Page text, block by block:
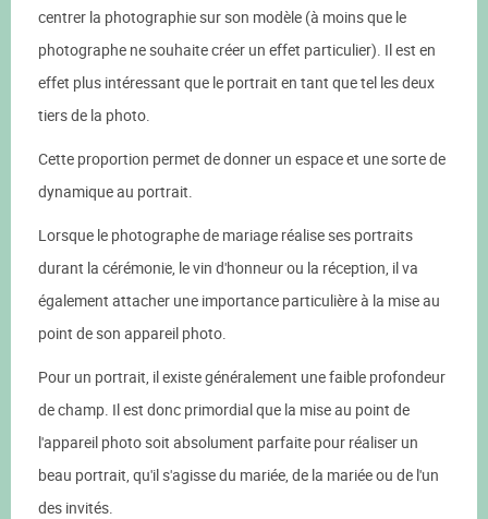
centrer la photographie sur son modèle (à moins que le
photographe ne souhaite créer un effet particulier). Il est en
effet plus intéressant que le portrait en tant que tel les deux
tiers de la photo.
Cette proportion permet de donner un espace et une sorte de
dynamique au portrait.
Lorsque le photographe de mariage réalise ses portraits
durant la cérémonie, le vin d'honneur ou la réception, il va
également attacher une importance particulière à la mise au
point de son appareil photo.
Pour un portrait, il existe généralement une faible profondeur
de champ. Il est donc primordial que la mise au point de
l'appareil photo soit absolument parfaite pour réaliser un
beau portrait, qu'il s'agisse du mariée, de la mariée ou de l'un
des invités.